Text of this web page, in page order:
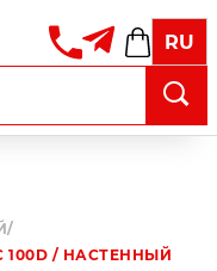
RU
/
100D / НАСТЕННЫЙ